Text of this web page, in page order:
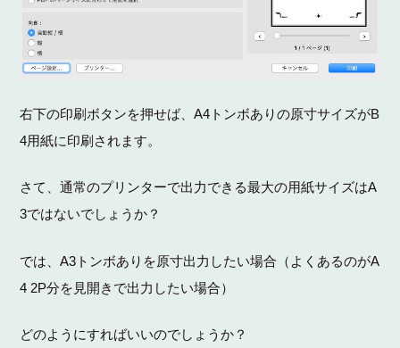
右下の印刷ボタンを押せば、A4 トンボありの原寸サイズがB
4用紙に印刷されます。
さて、通常のプリンターで出力できる最大の用紙サイズはA
3ではないでしょうか？
では、A3 トンボありを原寸出力したい場合（よくあるのがA
4 2P分を見開きで出力したい場合）
どのようにすればいいのでしょうか？